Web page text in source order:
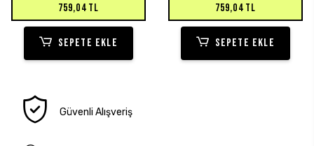
759,04 TL
SEPETE EKLE
759,04 TL
SEPETE EKLE
Güvenli Alışveriş